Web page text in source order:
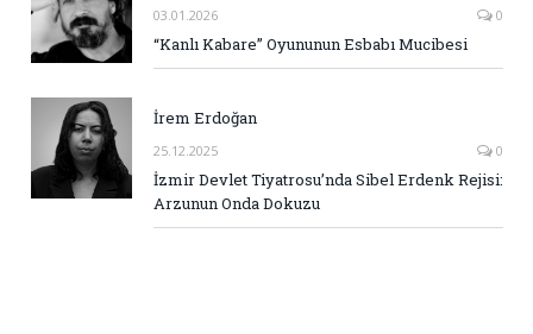
03.01.2026 0
“Kanlı Kabare” Oyununun Esbabı Mucibesi
İrem Erdoğan
25.12.2025 0
İzmir Devlet Tiyatrosu’nda Sibel Erdenk Rejisi:
Arzunun Onda Dokuzu